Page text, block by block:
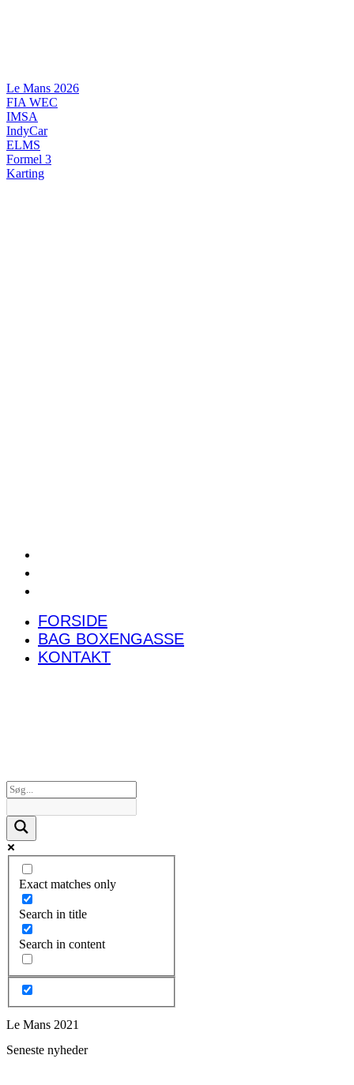
Le Mans 2026
FIA WEC
IMSA
IndyCar
ELMS
Formel 3
Karting
FORSIDE
BAG BOXENGASSE
KONTAKT
Exact matches only
Search in title
Search in content
Le Mans 2021
Seneste nyheder